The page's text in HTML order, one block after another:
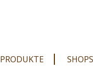
PRODUKTE SHOPS